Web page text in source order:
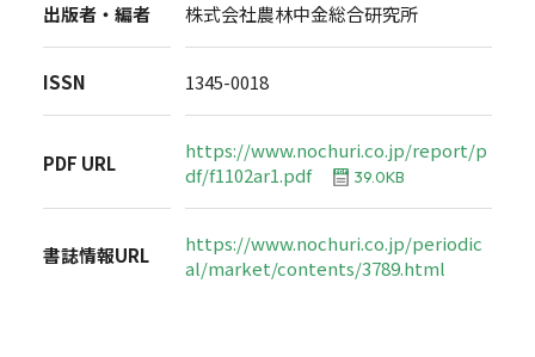
出版者・編者 株式会社農林中金総合研究所
ISSN 1345-0018
PDF URL
https://www.nochuri.co.jp/report/p
df/f1102ar1.pdf
39.0KB
書誌情報URL
https://www.nochuri.co.jp/periodic
al/market/contents/3789.html